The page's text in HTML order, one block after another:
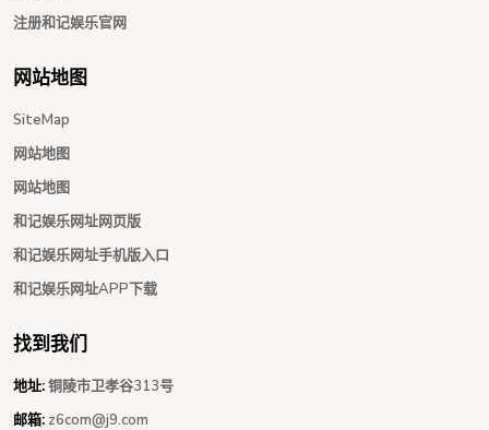
注册和记娱乐官网
网站地图
SiteMap
网站地图
网站地图
和记娱乐网址网页版
和记娱乐网址手机版入口
和记娱乐网址APP下载
找到我们
地址:铜陵市卫孝谷313号
邮箱: z6com@j9.com